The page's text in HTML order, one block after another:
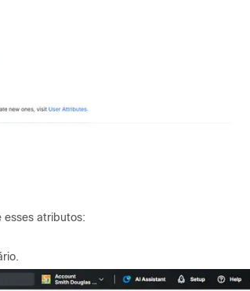
esses atributos: